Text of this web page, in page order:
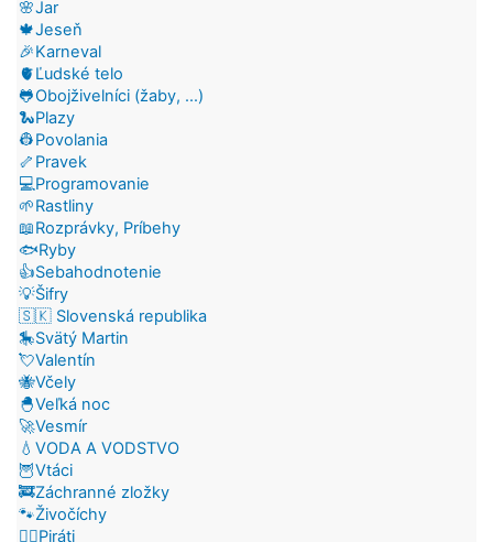
🌸Jar
🍁Jeseň
🎉Karneval
🫀Ľudské telo
🐸Obojživelníci (žaby, ...)
🐍Plazy
👷Povolania
🦴Pravek
💻Programovanie
🌱Rastliny
📖Rozprávky, Príbehy
🐟Ryby
👍Sebahodnotenie
💡Šifry
🇸🇰 Slovenská republika
🎠Svätý Martin
💘Valentín
🐝Včely
🐣Veľká noc
🚀Vesmír
💧VODA A VODSTVO
🦉Vtáci
🚒Záchranné zložky
🐾Živočíchy
🏴‍☠️Piráti